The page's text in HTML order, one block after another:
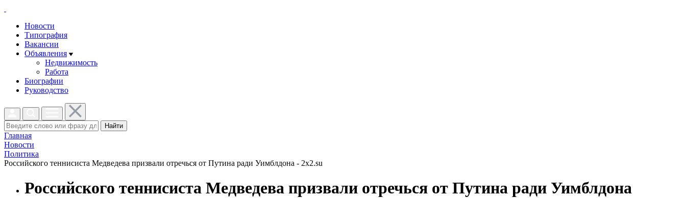
Новости
Типография
Вакансии
Объявления
Недвижимость
Работа
Биографии
Руководство
Найти
Главная
Новости
Политика
Российского теннисиста Медведева призвали отречься от Путина ради Уимблдона - 2x2.su
Российского теннисиста Медведева призвали отречься от Путина ради Уимблдона